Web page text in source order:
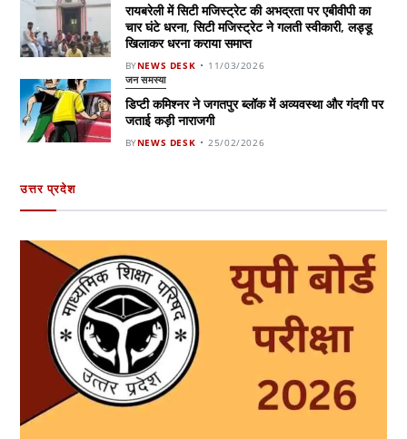
रायबरेली में सिटी मजिस्ट्रेट की अभद्रता पर एबीवीपी का
चार घंटे धरना, सिटी मजिस्ट्रेट ने गलती स्वीकारी, लड्डू
खिलाकर धरना कराया समाप्त
BYNEWS DESK 11/03/2026
जन समस्या
डिप्टी कमिश्नर ने जगतपुर ब्लॉक में अव्यवस्था और गंदगी पर
जताई कड़ी नाराजगी
BYNEWS DESK 25/02/2026
उत्तर प्रदेश